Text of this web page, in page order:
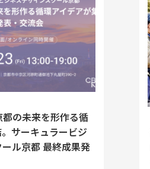
都の未来を形作る循
サーキュラービジ
ル京都 最終成果発